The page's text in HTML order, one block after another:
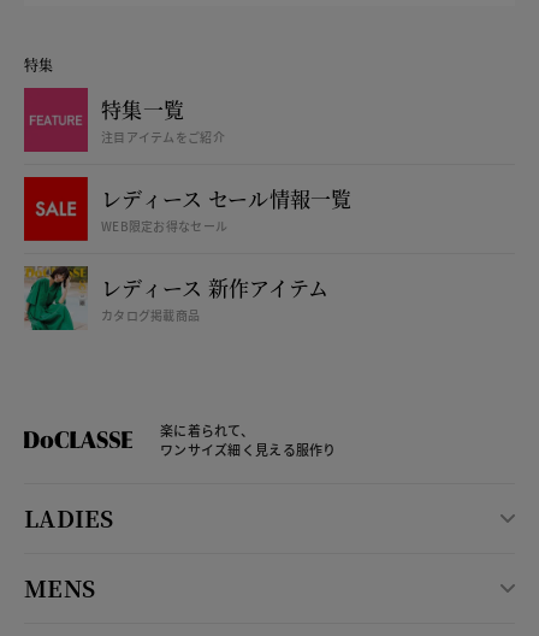
特集
特集一覧
注目アイテムをご紹介
レディース セール情報一覧
WEB限定お得なセール
レディース 新作アイテム
カタログ掲載商品
楽に着られて、
ワンサイズ細く見える服作り
LADIES
MENS